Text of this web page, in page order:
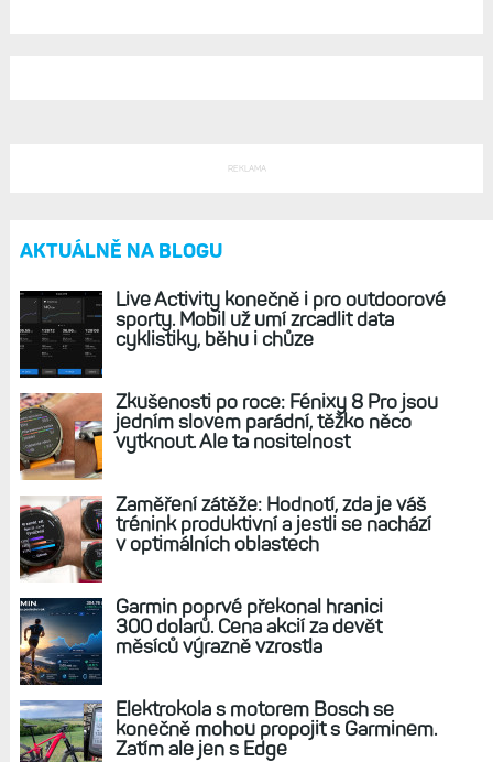
REKLAMA
AKTUÁLNĚ NA BLOGU
Live Activity konečně i pro outdoorové
sporty. Mobil už umí zrcadlit data
cyklistiky, běhu i chůze
Zkušenosti po roce: Fénixy 8 Pro jsou
jedním slovem parádní, těžko něco
vytknout. Ale ta nositelnost
Zaměření zátěže: Hodnotí, zda je váš
trénink produktivní a jestli se nachází
v optimálních oblastech
Garmin poprvé překonal hranici
300 dolarů. Cena akcií za devět
měsíců výrazně vzrostla
Elektrokola s motorem Bosch se
konečně mohou propojit s Garminem.
Zatím ale jen s Edge